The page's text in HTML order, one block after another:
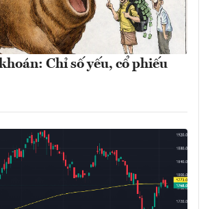
Chỉ số yếu, cổ phiếu